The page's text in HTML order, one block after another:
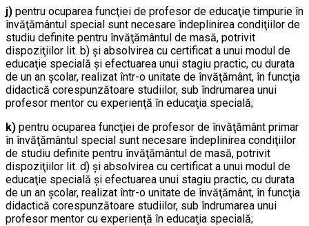
j) pentru ocuparea funcţiei de profesor de educaţie timpurie în
învăţământul special sunt necesare îndeplinirea condiţiilor de
studiu definite pentru învăţământul de masă, potrivit
dispoziţiilor lit. b) şi absolvirea cu certificat a unui modul de
educaţie specială şi efectuarea unui stagiu practic, cu durata
de un an şcolar, realizat într-o unitate de învăţământ, în funcţia
didactică corespunzătoare studiilor, sub îndrumarea unui
profesor mentor cu experienţă în educaţia specială;
k) pentru ocuparea funcţiei de profesor de învăţământ primar
în învăţământul special sunt necesare îndeplinirea condiţiilor
de studiu definite pentru învăţământul de masă, potrivit
dispoziţiilor lit. d) şi absolvirea cu certificat a unui modul de
educaţie specială şi efectuarea unui stagiu practic, cu durata
de un an şcolar, realizat într-o unitate de învăţământ, în funcţia
didactică corespunzătoare studiilor, sub îndrumarea unui
profesor mentor cu experienţă în educaţia specială;